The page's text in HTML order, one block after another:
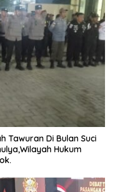
Tawuran Di Bulan Suci
Hukum